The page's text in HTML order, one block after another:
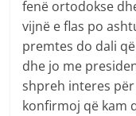
fenë ortodokse
vijnë e flas po
premtes do dali
dhe jo me
shpreh interes
konfirmoj që kam